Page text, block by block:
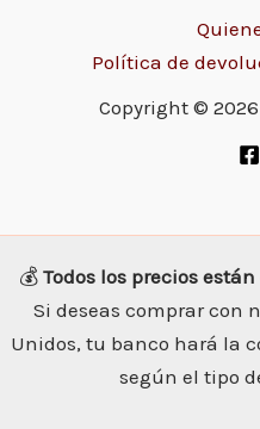
Política de
Copyright ©
💰 Todos los precios
Si deseas comprar con
Unidos, tu banco hará la
según el tipo